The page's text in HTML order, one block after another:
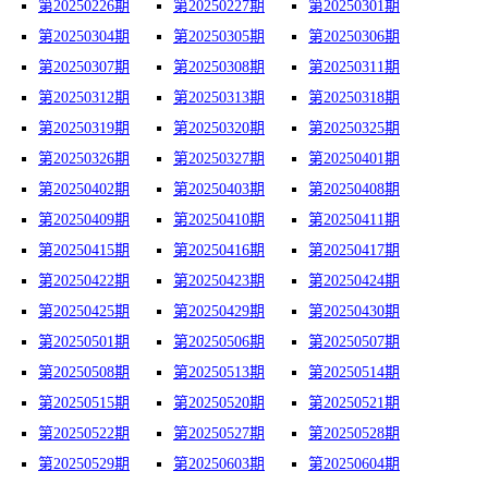
第20250226期
第20250227期
第20250301期
第20250304期
第20250305期
第20250306期
第20250307期
第20250308期
第20250311期
第20250312期
第20250313期
第20250318期
第20250319期
第20250320期
第20250325期
第20250326期
第20250327期
第20250401期
第20250402期
第20250403期
第20250408期
第20250409期
第20250410期
第20250411期
第20250415期
第20250416期
第20250417期
第20250422期
第20250423期
第20250424期
第20250425期
第20250429期
第20250430期
第20250501期
第20250506期
第20250507期
第20250508期
第20250513期
第20250514期
第20250515期
第20250520期
第20250521期
第20250522期
第20250527期
第20250528期
第20250529期
第20250603期
第20250604期